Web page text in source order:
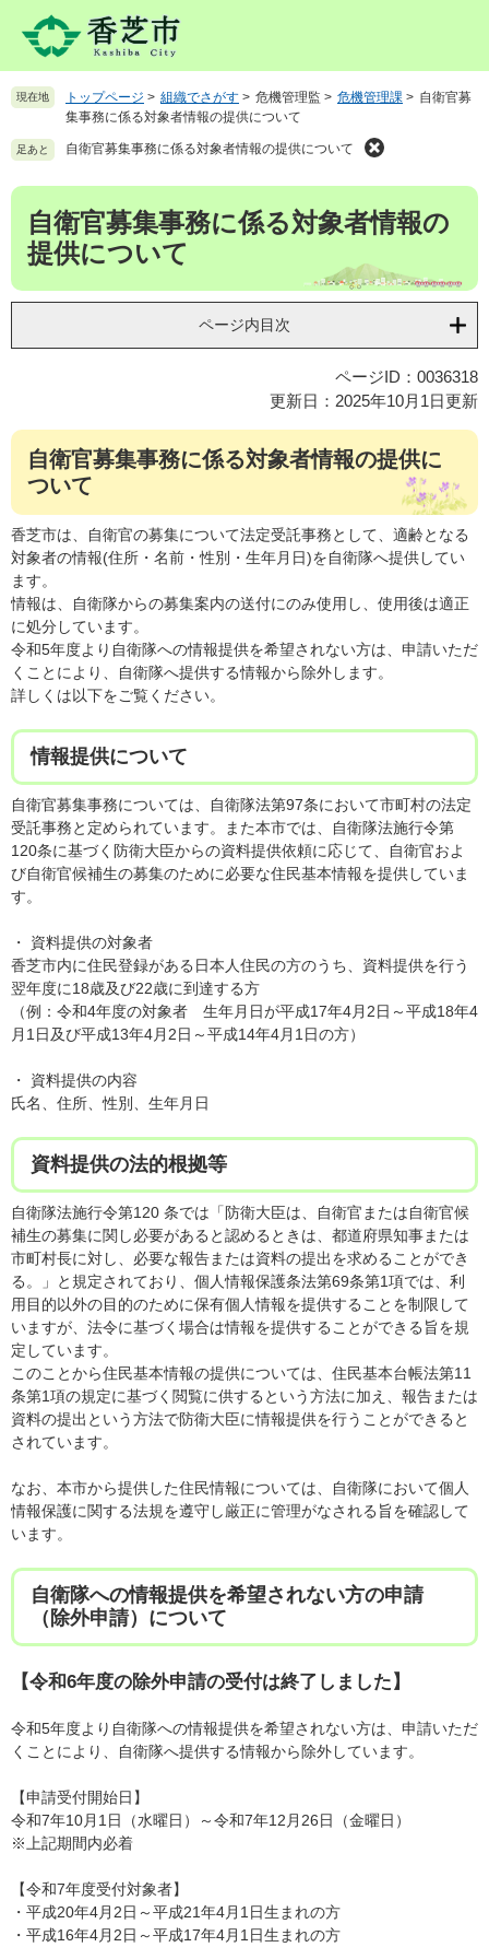
先
。
を
て
現在地 トップページ > 組織でさがす > 危機管理監 > 危機管理課 > 自衛官募
集事務に係る対象者情報の提供について
足あと 自衛官募集事務に係る対象者情報の提供について
本
自衛官募集事務に係る対象者情報の
提供について
ページ内目次
ページID：0036318
更新日：2025年10月1日更新
自衛官募集事務に係る対象者情報の提供に
ついて
香芝市は、自衛官の募集について法定受託事務として、適齢となる
対象者の情報(住所・名前・性別・生年月日)を自衛隊へ提供してい
ます。
情報は、自衛隊からの募集案内の送付にのみ使用し、使用後は適正
に処分しています。
令和5年度より自衛隊への情報提供を希望されない方は、申請いただ
くことにより、自衛隊へ提供する情報から除外します。
詳しくは以下をご覧ください。
情報提供について
自衛官募集事務については、自衛隊法第97条において市町村の法定
受託事務と定められています。また本市では、自衛隊法施行令第
120条に基づく防衛大臣からの資料提供依頼に応じて、自衛官およ
び自衛官候補生の募集のために必要な住民基本情報を提供していま
す。
・ 資料提供の対象者
香芝市内に住民登録がある日本人住民の方のうち、資料提供を行う
翌年度に18歳及び22歳に到達する方
（例：令和4年度の対象者 生年月日が平成17年4月2日～平成18年4
月1日及び平成13年4月2日～平成14年4月1日の方）
・ 資料提供の内容
氏名、住所、性別、生年月日
資料提供の法的根拠等
自衛隊法施行令第120 条では「防衛大臣は、自衛官または自衛官候
補生の募集に関し必要があると認めるときは、都道府県知事または
市町村長に対し、必要な報告または資料の提出を求めることができ
る。」と規定されており、個人情報保護条法第69条第1項では、利
用目的以外の目的のために保有個人情報を提供することを制限して
いますが、法令に基づく場合は情報を提供することができる旨を規
定しています。
このことから住民基本情報の提供については、住民基本台帳法第11
条第1項の規定に基づく閲覧に供するという方法に加え、報告または
資料の提出という方法で防衛大臣に情報提供を行うことができると
されています。
なお、本市から提供した住民情報については、自衛隊において個人
情報保護に関する法規を遵守し厳正に管理がなされる旨を確認して
います。
自衛隊への情報提供を希望されない方の申請
（除外申請）について
【令和6年度の除外申請の受付は終了しました】
令和5年度より自衛隊への情報提供を希望されない方は、申請いただ
くことにより、自衛隊へ提供する情報から除外しています。
【申請受付開始日】
令和7年10月1日（水曜日）～令和7年12月26日（金曜日）
※上記期間内必着
【令和7年度受付対象者】
・平成20年4月2日～平成21年4月1日生まれの方
・平成16年4月2日～平成17年4月1日生まれの方